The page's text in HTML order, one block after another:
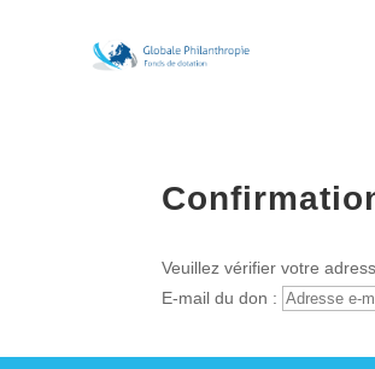
Veuillez vérifier votre
E-mail du don :